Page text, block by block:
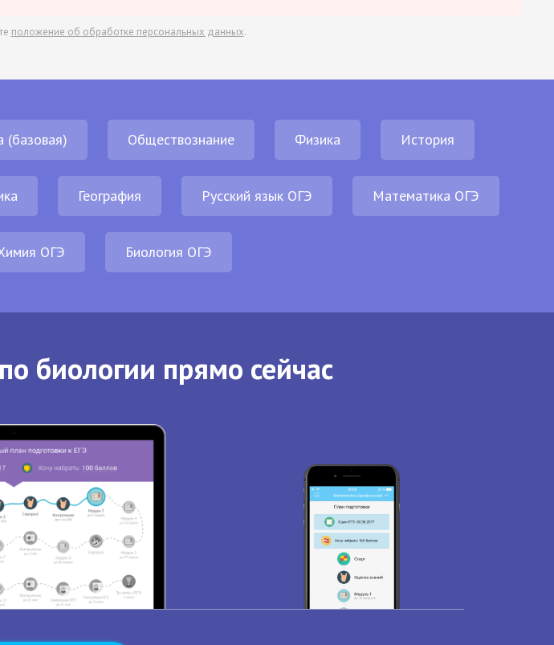
положение об обработке персональных данных.
(базовая) Обществознание Физика История
География Русский язык ОГЭ Математика ОГЭ
ОГЭ Биология ОГЭ
биологии прямо сейчас